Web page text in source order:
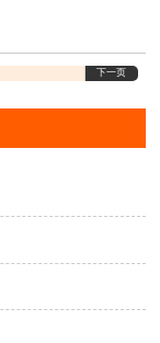
+，巨量的区别在哪
下一页